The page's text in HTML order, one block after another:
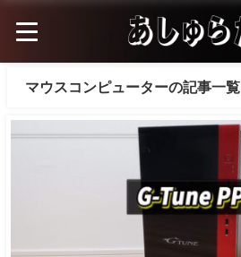
マウスコンピューターの記事一覧